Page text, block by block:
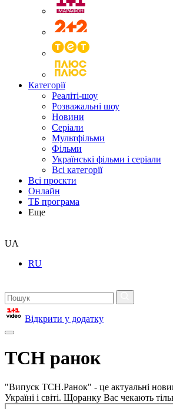
Категорії
Реаліті-шоу
Розважальні шоу
Новини
Серіали
Мультфільми
Фільми
Українські фільми і серіали
Всі категорії
Всі проєкти
Онлайн
ТБ програма
Еще
UA
RU
Відкрити у додатку
ТСН ранок
"Випуск ТСН.Ранок" - це актуальні
Україні і світі. Щоранку Вас чекають